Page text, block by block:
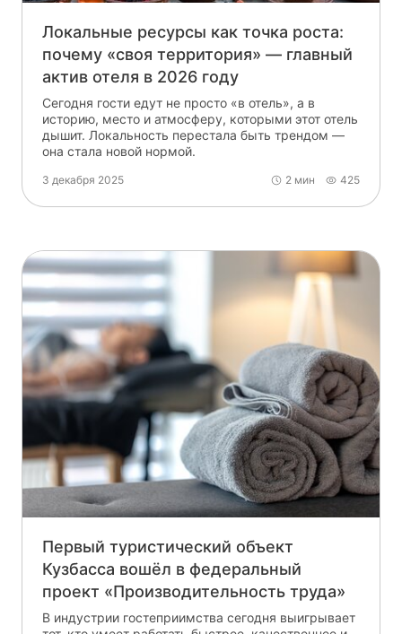
Локальные ресурсы как точка роста:
почему «своя территория» — главный
актив отеля в 2026 году
Сегодня гости едут не просто «в отель», а в
историю, место и атмосферу, которыми этот отель
дышит. Локальность перестала быть трендом —
она стала новой нормой.
3 декабря 2025 2 мин 425
Первый туристический объект
Кузбасса вошёл в федеральный
проект «Производительность труда»
В индустрии гостеприимства сегодня выигрывает